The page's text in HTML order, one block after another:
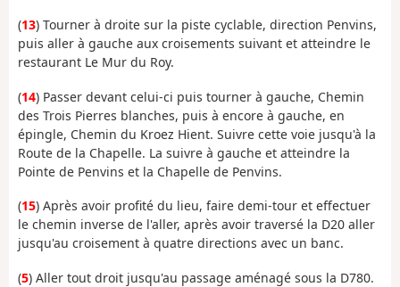
(13) Tourner à droite sur la piste cyclable, direction Penvins,
puis aller à gauche aux croisements suivant et atteindre le
restaurant Le Mur du Roy.
(14) Passer devant celui-ci puis tourner à gauche, Chemin
des Trois Pierres blanches, puis à encore à gauche, en
épingle, Chemin du Kroez Hient. Suivre cette voie jusqu'à la
Route de la Chapelle. La suivre à gauche et atteindre la
Pointe de Penvins et la Chapelle de Penvins.
(15) Après avoir profité du lieu, faire demi-tour et effectuer
le chemin inverse de l'aller, après avoir traversé la D20 aller
jusqu'au croisement à quatre directions avec un banc.
(5) Aller tout droit jusqu'au passage aménagé sous la D780.